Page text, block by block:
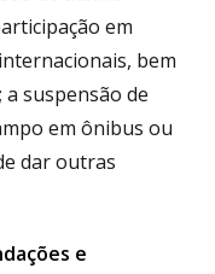
em
bem
suspensão de
em ônibus ou
dar outras
e